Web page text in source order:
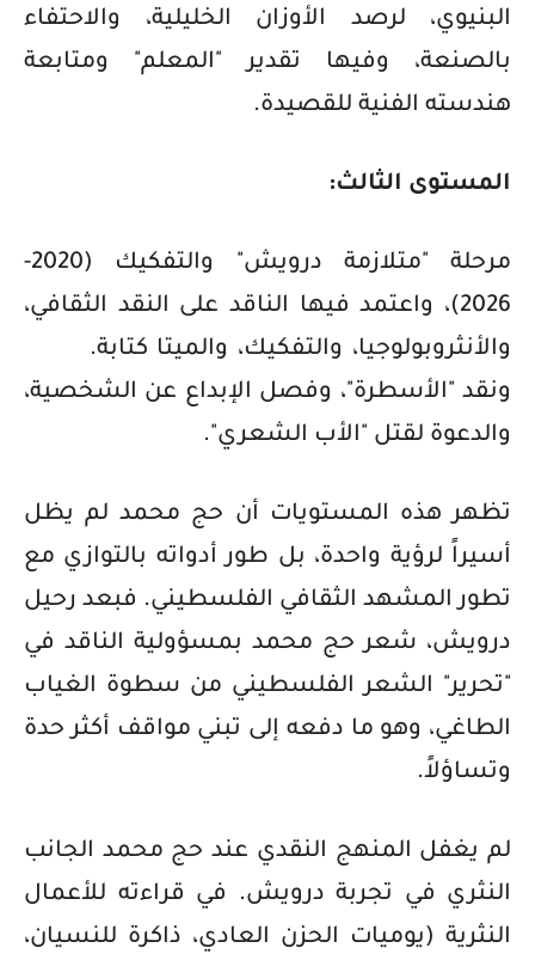
البنيوي، لرصد الأوزان الخليلية، والاحتفاء
بالصنعة، وفيها تقدير "المعلم" ومتابعة
هندسته الفنية للقصيدة.
المستوى الثالث:
مرحلة "متلازمة درويش" والتفكيك (2020-
2026)، واعتمد فيها الناقد على النقد الثقافي،
والأنثروبولوجيا، والتفكيك، والميتا كتابة.
ونقد "الأسطرة"، وفصل الإبداع عن الشخصية،
والدعوة لقتل "الأب الشعري".
تظهر هذه المستويات أن حج محمد لم يظل
أسيراً لرؤية واحدة، بل طور أدواته بالتوازي مع
تطور المشهد الثقافي الفلسطيني. فبعد رحيل
درويش، شعر حج محمد بمسؤولية الناقد في
"تحرير" الشعر الفلسطيني من سطوة الغياب
الطاغي، وهو ما دفعه إلى تبني مواقف أكثر حدة
وتساؤلاً.
لم يغفل المنهج النقدي عند حج محمد الجانب
النثري في تجربة درويش. في قراءته للأعمال
النثرية (يوميات الحزن العادي، ذاكرة للنسيان،